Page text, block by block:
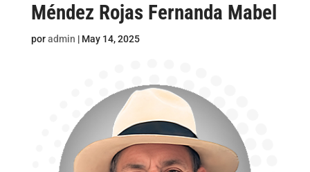
Méndez Rojas Fernanda Mabel
poradmin | May 14, 2025